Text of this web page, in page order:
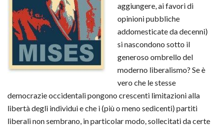
aggiungere, ai favori di
opinioni pubbliche
addomesticate da decenni)
si nascondono sotto il
generoso ombrello del
moderno liberalismo? Se è
vero che le stesse
democrazie occidentali pongono crescenti limitazioni alla
libertà degli individui e che i (più o meno sedicenti) partiti
liberali non sembrano, in particolar modo, sollecitati da certe